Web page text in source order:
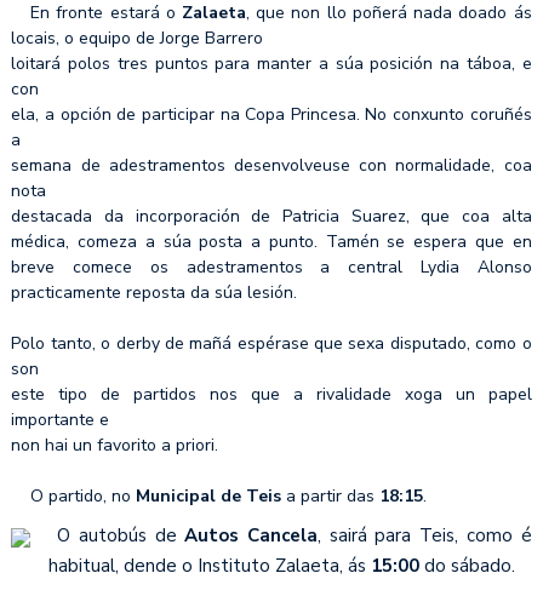
En fronte estará o Zalaeta, que non llo poñerá nada doado ás
locais, o equipo de Jorge Barrero
loitará polos tres puntos para manter a súa posición na táboa, e
con
ela, a opción de participar na Copa Princesa. No conxunto coruñés
a
semana de adestramentos desenvolveuse con normalidade, coa
nota
destacada da incorporación de Patricia Suarez, que coa alta
médica, comeza a súa posta a punto. Tamén se espera que en
breve comece os adestramentos a central Lydia Alonso
practicamente reposta da súa lesión.
Polo tanto, o derby de mañá espérase que sexa disputado, como o
son
este tipo de partidos nos que a rivalidade xoga un papel
importante e
non hai un favorito a priori.
O partido, no Municipal de Teis a partir das 18:15.
O autobús deAutos Cancela, sairá para Teis, como é
habitual, dende o Instituto Zalaeta, ás 15:00 do sábado.